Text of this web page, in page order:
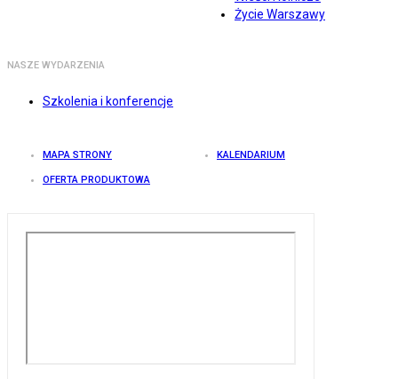
Życie Warszawy
NASZE WYDARZENIA
Szkolenia i konferencje
MAPA STRONY KALENDARIUM
OFERTA PRODUKTOWA